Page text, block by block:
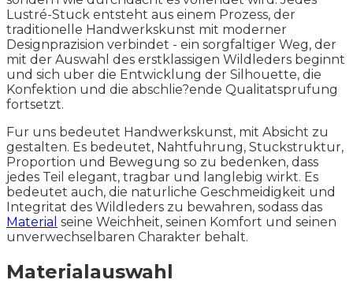
Lustré-Stuck entsteht aus einem Prozess, der
traditionelle Handwerkskunst mit moderner
Designprazision verbindet - ein sorgfaltiger Weg, der
mit der Auswahl des erstklassigen Wildleders beginnt
und sich uber die Entwicklung der Silhouette, die
Konfektion und die abschlie?ende Qualitatsprufung
fortsetzt.
Fur uns bedeutet Handwerkskunst, mit Absicht zu
gestalten. Es bedeutet, Nahtfuhrung, Stuckstruktur,
Proportion und Bewegung so zu bedenken, dass
jedes Teil elegant, tragbar und langlebig wirkt. Es
bedeutet auch, die naturliche Geschmeidigkeit und
Integritat des Wildleders zu bewahren, sodass das
Material seine Weichheit, seinen Komfort und seinen
unverwechselbaren Charakter behalt.
Materialauswahl